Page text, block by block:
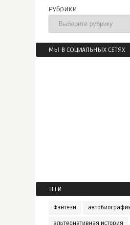
Рубрики
МЫ В СОЦИАЛЬНЫХ СЕТЯХ
ТЕГИ
Фэнтези
альтернативная история